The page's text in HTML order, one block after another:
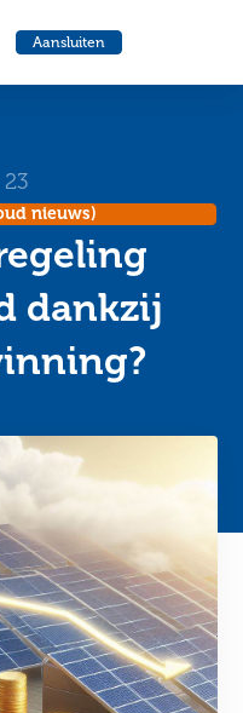
Aansluiten
nieuws)
dankzij